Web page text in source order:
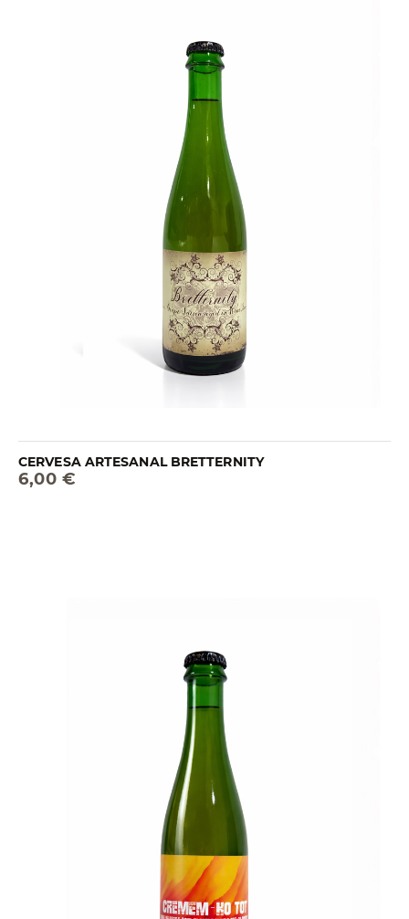
CERVESA ARTESANAL BRETTERNITY
6,00 €